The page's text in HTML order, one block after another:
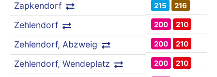
Zapkendorf
215 216
Zehlendorf 200 210
Zehlendorf, Abzweig 200 210
Zehlendorf, Wendeplatz 200 210